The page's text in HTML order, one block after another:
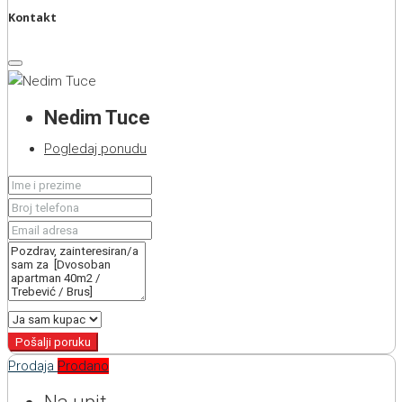
Kontakt
Nedim Tuce
Pogledaj ponudu
Pošalji poruku
Prodaja Prodano